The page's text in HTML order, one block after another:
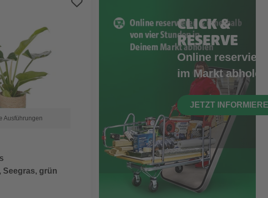
Ausführungen
Seegras, grün
CLICK &
RESERVE
Online
im Markt abholen
JETZT